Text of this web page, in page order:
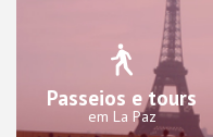
Passeios e tours
em La Paz